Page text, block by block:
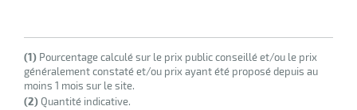
(1) Pourcentage calculé sur le prix public conseillé et/ou le prix
généralement constaté et/ou prix ayant été proposé depuis au
moins 1 mois sur le site.
(2)Quantité indicative.